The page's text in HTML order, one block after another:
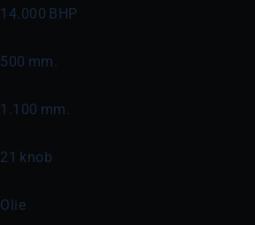
14.000 BHP
500 mm.
1.100 mm.
21 knob
Olie